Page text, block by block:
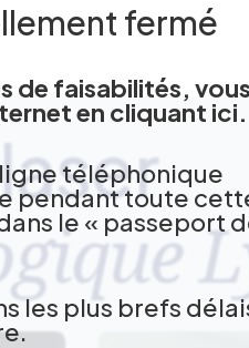
fermé
de faisabilités, vous
en cliquant ici.
téléphonique
pendant toute
le « passeport
les plus brefs